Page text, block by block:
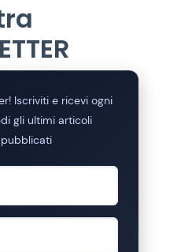
Iscriviti e ricevi ogni
gli ultimi articoli
pubblicati